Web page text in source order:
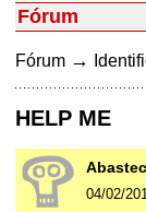
Fórum
Fórum →
HELP ME
04/02/